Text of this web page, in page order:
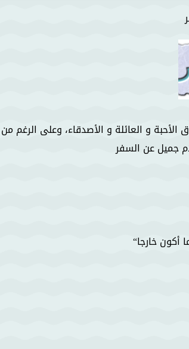
الأحبة و العائلة و الأصدقاء، وعلى
جميل عن السفر
أكون خارجا